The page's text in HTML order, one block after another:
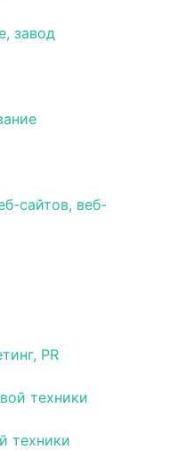
завод
сайтов, веб-
PR
техники
техники